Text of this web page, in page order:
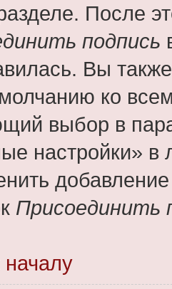
После
подпись
Вы
ко
выбор в
настройки»
Присоединить
началу